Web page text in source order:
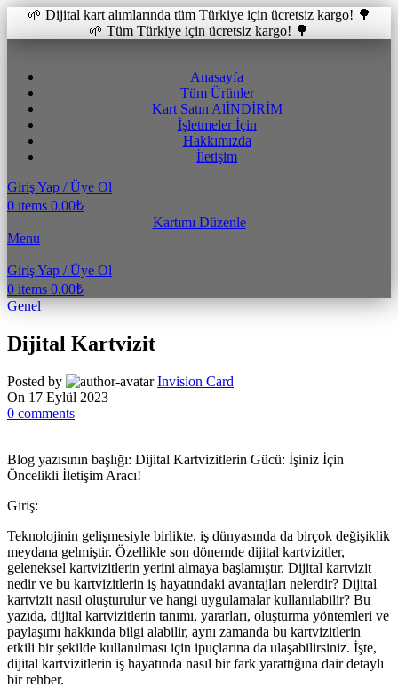
🌱 Dijital kart alımlarında tüm Türkiye için ücretsiz kargo! 🌳
🌱 Tüm Türkiye için ücretsiz kargo! 🌳
Anasayfa
Tüm Ürünler
Kart Satın AlİNDİRİM
İşletmeler İçin
Hakkımızda
İletişim
Giriş Yap / Üye Ol
0 items 0.00₺
Kartımı Düzenle
Menu
Giriş Yap / Üye Ol
0 items 0.00₺
Genel
Dijital Kartvizit
Posted by
Invision Card
On 17 Eylül 2023
0 comments
Blog yazısının başlığı: Dijital Kartvizitlerin Gücü: İşiniz İçin
Öncelikli İletişim Aracı!
Giriş:
Teknolojinin gelişmesiyle birlikte, iş dünyasında da birçok değişiklik
meydana gelmiştir. Özellikle son dönemde dijital kartvizitler,
geleneksel kartvizitlerin yerini almaya başlamıştır. Dijital kartvizit
nedir ve bu kartvizitlerin iş hayatındaki avantajları nelerdir? Dijital
kartvizit nasıl oluşturulur ve hangi uygulamalar kullanılabilir? Bu
yazıda, dijital kartvizitlerin tanımı, yararları, oluşturma yöntemleri ve
paylaşımı hakkında bilgi alabilir, aynı zamanda bu kartvizitlerin
etkili bir şekilde kullanılması için ipuçlarına da ulaşabilirsiniz. İşte,
dijital kartvizitlerin iş hayatında nasıl bir fark yarattığına dair detaylı
bir rehber.